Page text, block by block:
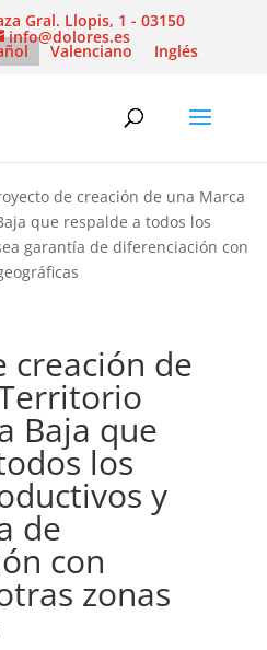
Gral. Llopis, 1 - 03150
info@dolores.es
Valenciano Inglés
de creación de una Marca
que respalde a todos los
garantía de diferenciación con
creación de
Baja que
los
y
de
con
zonas